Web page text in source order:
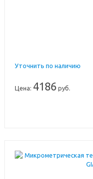
Уточнить по наличию
Цена: 4186 руб.